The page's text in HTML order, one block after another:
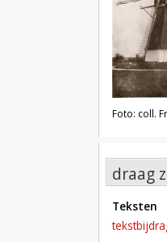
Foto: coll.
draag
teksten